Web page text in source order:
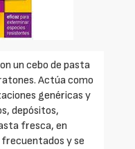
un cebo de pasta
Actúa como
genéricas y
depósitos,
fresca, en
frecuentados y se